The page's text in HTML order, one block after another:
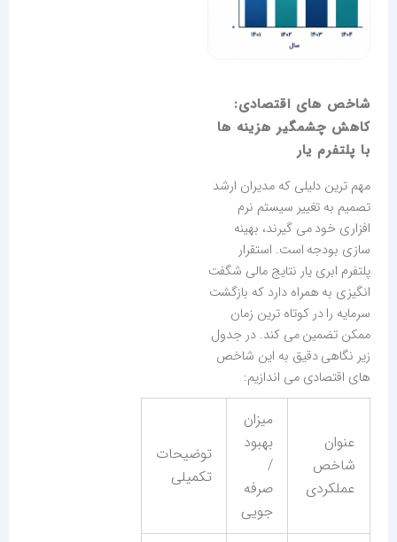
شاخص های اقتصادی:
کاهش چشمگیر هزینه ها
با پلتفرم یار
مهم ترین دلیلی که مدیران ارشد
تصمیم به تغییر سیستم نرم
افزاری خود می گیرند، بهینه
سازی بودجه است. استقرار
پلتفرم ابری یار نتایج مالی شگفت
انگیزی به همراه دارد که بازگشت
سرمایه را در کوتاه ترین زمان
ممکن تضمین می کند. در جدول
زیر نگاهی دقیق به این شاخص
های اقتصادی می اندازیم:
عنوان
شاخص
عملکردی
میزان
بهبود
/
صرفه
جویی
توضیحات
تکمیلی